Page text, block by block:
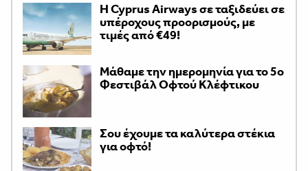
H Cyprus Airways σε ταξιδεύει σε
υπέροχους προορισμούς, με
τιμές από €49!
Μάθαμε την ημερομηνία για το 5ο
Φεστιβάλ Οφτού Κλέφτικου
Σου έχουμε τα καλύτερα στέκια
για οφτό!